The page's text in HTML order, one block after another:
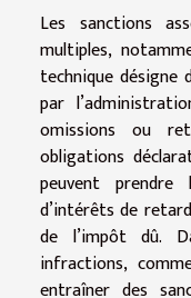
Les sanctions
multiples,
technique désigne
par
omissions ou
obligations
peuvent
d’intérêts de
de l’impôt dû.
infractions,
entraîner des